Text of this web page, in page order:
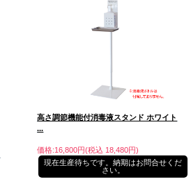
高さ調節機能付消毒液スタンド ホワイト
...
価格:16,800円(税込 18,480円)
現在生産待ちです。納期はお問合せくだ
さい。